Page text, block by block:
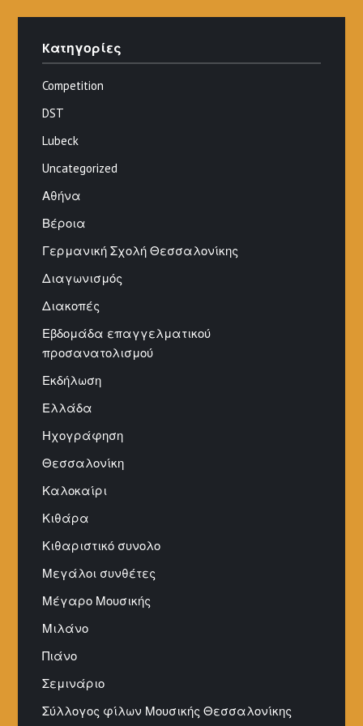
Kατηγορίες
Competition
DST
Lubeck
Uncategorized
Αθήνα
Βέροια
Γερμανική Σχολή Θεσσαλονίκης
Διαγωνισμός
Διακοπές
Εβδομάδα επαγγελματικού
προσανατολισμού
Εκδήλωση
Ελλάδα
Ηχογράφηση
Θεσσαλονίκη
Καλοκαίρι
Κιθάρα
Κιθαριστικό συνολο
Μεγάλοι συνθέτες
Μέγαρο Μουσικής
Μιλάνο
Πιάνο
Σεμινάριο
Σύλλογος φίλων Μουσικής Θεσσαλονίκης